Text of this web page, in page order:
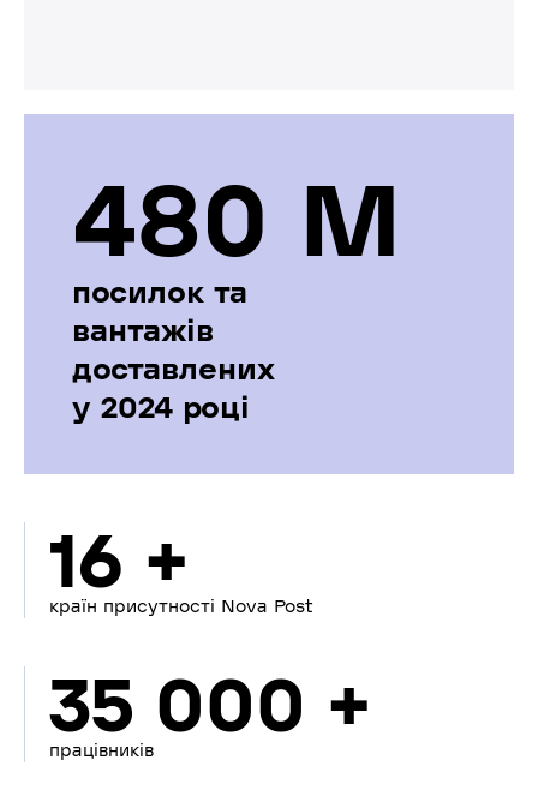
480 М
посилок та
вантажів
доставлених
у 2024 році
16 +
країн присутності Nova Post
35 000 +
працівників